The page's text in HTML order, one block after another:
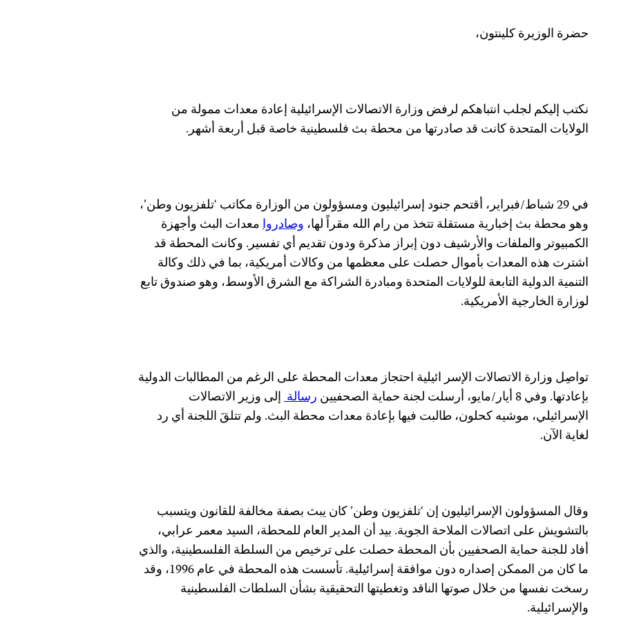
حضرة الوزيرة كلينتون،
نكتب إليكم لجلب انتباهكم لرفض وزارة الاتصالات الإسرائيلية إعادة معدات ممولة من
الولايات المتحدة كانت قد صادرتها من محطة بث فلسطينية خاصة قبل أربعة أشهر.
في 29 شباط/فبراير، أقتحم جنود إسرائيليون ومسؤولون من الوزارة مكاتب ‘تلفزيون وطن’،
وهو محطة بث إخبارية مستقلة تتخذ من رام الله مقراً لها، وصادروامعدات البث وأجهزة
الكمبيوتر والملفات والأرشيف دون إبراز مذكرة ودون تقديم أي تفسير. وكانت المحطة قد
اشترت هذه المعدات بأموال حصلت على معظمها من وكالات أمريكية، بما في ذلك وكالة
التنمية الدولية التابعة للولايات المتحدة ومبادرة الشراكة مع الشرق الأوسط، وهو صندوق تابع
لوزارة الخارجية الأمريكية.
تواصِل وزارة الاتصالات الإسر ائيلية احتجاز معدات المحطة على الرغم من المطالبات الدولية
بإعادتها. وفي 8 أيار/مايو، أرسلت لجنة حماية الصحفيين
رسالةإلى وزير الاتصالات
الإسرائيلي، موشيه كحلون، طالبت فيها بإعادة معدات محطة البث. ولم تتلقَ اللجنة أي رد
لغاية الآن.
وقال المسؤولون الإسرائيليون إن ‘تلفزيون وطن’ كان يبث بصفة مخالفة للقانون ويتسبب
بالتشويش على اتصالات الملاحة الجوية. بيد أن المدير العام للمحطة، السيد معمر عرابي،
أفاد للجنة حماية الصحفيين بأن المحطة حصلت على ترخيص من السلطة الفلسطينية، والذي
ما كان من الممكن إصداره دون موافقة إسرائيلية. تأسست هذه المحطة في عام 1996، وقد
رسخت نفسها من خلال صوتها الناقد وتغطيتها التحقيقية بشأن السلطات الفلسطينية
والإسرائيلية.